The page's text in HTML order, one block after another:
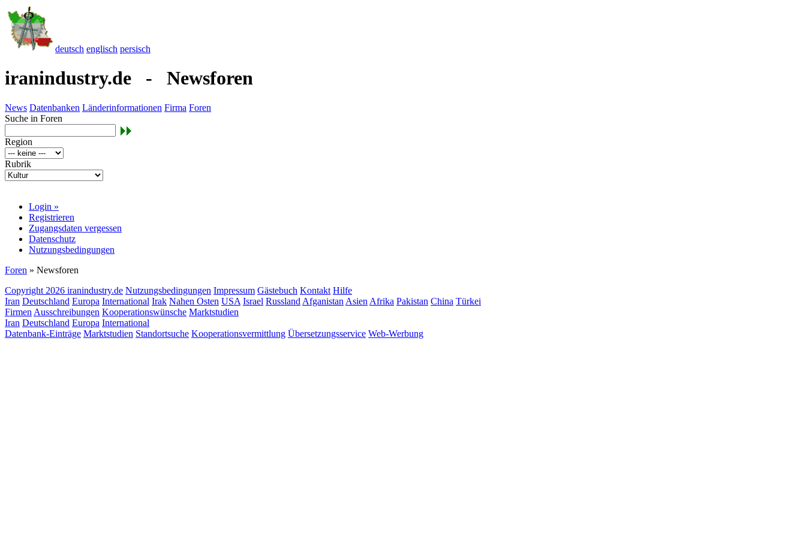
deutsch englisch persisch
iranindustry.de - Newsforen
News Datenbanken Länderinformationen Firma Foren
Suche in Foren
Region
Rubrik
Login »
Registrieren
Zugangsdaten vergessen
Datenschutz
Nutzungsbedingungen
Foren » Newsforen
Copyright 2026 iranindustry.de Nutzungsbedingungen Impressum Gästebuch Kontakt Hilfe
Iran Deutschland Europa International Irak Nahen Osten USA Israel Russland Afganistan Asien Afrika Pakistan China Türkei
Firmen Ausschreibungen Kooperationswünsche Marktstudien
Iran Deutschland Europa International
Datenbank-Einträge Marktstudien Standortsuche Kooperationsvermittlung Übersetzungsservice Web-Werbung